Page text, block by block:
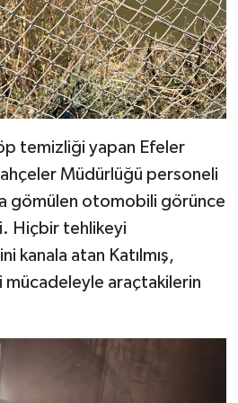
temizliği yapan Efeler
Müdürlüğü personeli
gömülen otomobili görünce
Hiçbir tehlikeyi
kanala atan Katılmış,
mücadeleyle araçtakilerin